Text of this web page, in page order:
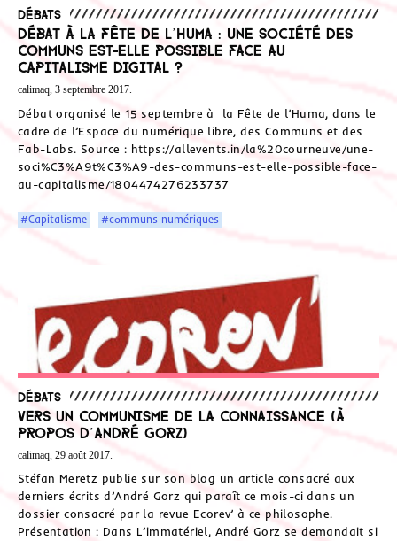
Débats
Débat à la Fête de l’Huma : Une société des
Communs est-elle possible face au
Capitalisme digital ?
calimaq, 3 septembre 2017.
Débat organisé le 15 septembre à la Fête de l’Huma, dans le
cadre de l’Espace du numérique libre, des Communs et des
Fab-Labs. Source : https://allevents.in/la%20courneuve/une-
soci%C3%A9t%C3%A9-des-communs-est-elle-possible-face-
au-capitalisme/1804474276233737
#Capitalisme #communs numériques
Débats
Vers un communisme de la connaissance (à
propos d’André Gorz)
calimaq, 29 août 2017.
Stéfan Meretz publie sur son blog un article consacré aux
derniers écrits d’André Gorz qui paraît ce mois-ci dans un
dossier consacré par la revue Ecorev’ à ce philosophe.
Présentation : Dans L’immatériel, André Gorz se demandait si